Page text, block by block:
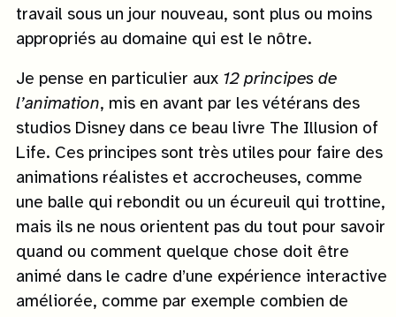
travail sous un jour nouveau, sont plus ou moins
appropriés au domaine qui est le nôtre.
Je pense en particulier aux 12 principes de
l’animation, mis en avant par les vétérans des
studios Disney dans ce beau livre The Illusion of
Life. Ces principes sont très utiles pour faire des
animations réalistes et accrocheuses, comme
une balle qui rebondit ou un écureuil qui trottine,
mais ils ne nous orientent pas du tout pour savoir
quand ou comment quelque chose doit être
animé dans le cadre d’une expérience interactive
améliorée, comme par exemple combien de